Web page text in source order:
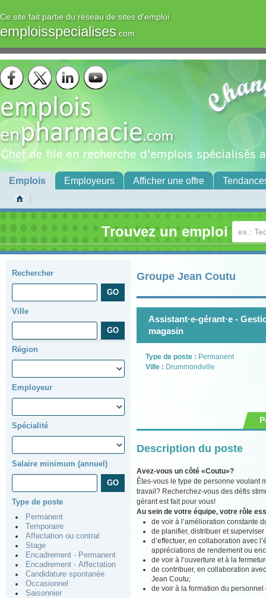
Ce site fait partie du réseau de sites d'emploi
emploisspecialises.com
Emplois Employeurs Afficher une offre
Trouvez un emploi
Rechercher
Ville
Région
Employeur
Spécialité
Salaire minimum (annuel)
Type de poste
Permanent
Temporaire
Affectation ou contrat
Stage
Encadrement - Permanent
Encadrement - Affectation
Candidature spontanée
Occasionnel
Saisonnier
Groupe Jean Coutu
Assistant·e-gérant·e -
magasin
Type de poste : Permanent
Ville : Drummondville
Description du poste
Avez-vous un côté «Coutu»?
Êtes-vous le type de personne voulant
travail? Recherchez-vous des défis
gérant est fait pour vous!
Au sein de votre équipe, votre rôle
de voir à l’amélioration constante
de planifier, distribuer et
d’effectuer, en collaboration avec
appréciations de rendement ou
de voir à l’ouverture et à la
de contribuer, en collaboration
Jean Coutu;
de voir à la formation du